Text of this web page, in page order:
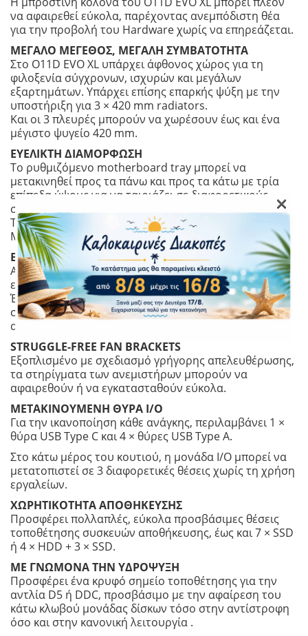
να αφαιρεθεί εύκολα, παρέχοντας ανεμπόδιστη θέα
για την προβολή του Hardware χωρίς να επηρεάζεται.
ΜΕΓΑΛΟ ΜΕΓΕΘΟΣ, ΜΕΓΑΛΗ ΣΥΜΒΑΤΟΤΗΤΑ
Στο O11D EVO XL υπάρχει άφθονος χώρος για τη
φιλοξενία σύγχρονων, ισχυρών και μεγάλων
εξαρτημάτων. Υπάρχει επίσης επαρκής ψύξη με την
υποστήριξη για 3 × 420 mm radiators.
Και οι 3 πλευρές μπορούν να χωρέσουν έως και ένα
μέγιστο ψυγείο 420 mm.
ΕΥΕΛΙΚΤΗ ΔΙΑΜΟΡΦΩΣΗ
Το ρυθμιζόμενο motherboard tray μπορεί να
μετακινηθεί προς τα πάνω και προς τα κάτω με τρία
επίπεδα ύψους για να ταιριάζει σε διαφορετικούς
συνδυασμούς ανεμιστήρων και radiators.
Το Motherboard Tray υποστηρίζει στο μέγιστο E-ATX
Motherboard (πλάτος 280mm).
ΕΓΚΑΤΑΣΤΑΣΗ ΧΩΡΙΣ ΕΡΓΑΛΕΙΑ
Ασφαλίστε εύκολα την κάρτα γραφικών, χωρίς
εργαλεία.
Έρχεται επίσης με το νέο βραχίονα anti-sag, (GB-003)
σχεδιασμένο για εύκολη ρύθμιση ύψους για την
αποτελεσματική υποστήριξη βαριών GPU.
STRUGGLE-FREE FAN BRACKETS
Εξοπλισμένο με σχεδιασμό γρήγορης απελευθέρωσης,
τα στηρίγματα των ανεμιστήρων μπορούν να
αφαιρεθούν ή να εγκατασταθούν εύκολα.
ΜΕΤΑΚΙΝΟYΜΕΝΗ ΘYΡΑ I/O
Για την ικανοποίηση κάθε ανάγκης, περιλαμβάνει 1 ×
θύρα USB Type C και 4 × θύρες USB Type A.
Στο κάτω μέρος του κουτιού, η μονάδα I/O μπορεί να
μετατοπιστεί σε 3 διαφορετικές θέσεις χωρίς τη χρήση
εργαλείων.
ΧΩΡΗΤΙΚΟΤΗΤΑ ΑΠΟΘΗΚΕΥΣΗΣ
Προσφέρει πολλαπλές, εύκολα προσβάσιμες θέσεις
τοποθέτησης συσκευών αποθήκευσης, έως και 7 × SSD
ή 4 × HDD + 3 × SSD.
ΜΕ ΓΝΩΜΟΝΑ ΤΗΝ ΥΔΡΟΨΥΞΗ
Προσφέρει ένα κρυφό σημείο τοποθέτησης για την
αντλία D5 ή DDC, προσβάσιμο με την αφαίρεση του
κάτω κλωβού μονάδας δίσκων τόσο στην αντίστροφη
όσο και στην κανονική λειτουργία .
×